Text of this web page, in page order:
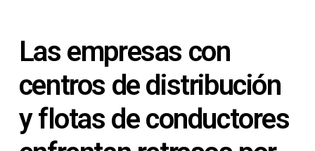
Las empresas con
centros de distribución
y flotas de conductores